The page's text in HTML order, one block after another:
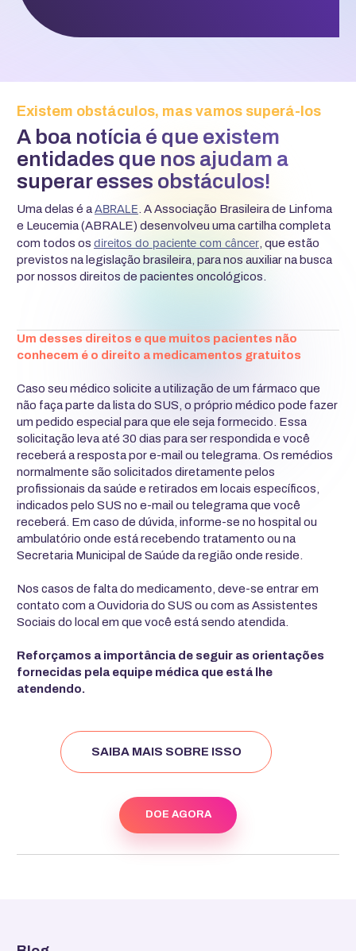
Existem obstáculos, mas vamos superá-los
A boa notícia é que existem
entidades que nos ajudam a
superar esses obstáculos!
Uma delas é aABRALE . A Associação Brasileira de Linfoma
e Leucemia (ABRALE) desenvolveu uma cartilha completa
com todos os direitos do paciente com câncer , que estão
previstos na legislação brasileira, para nos auxiliar na busca
por nossos direitos de pacientes oncológicos.
Um desses direitos e que muitos pacientes não
conhecem é o direito a medicamentos gratuitos
Caso seu médico solicite a utilização de um fármaco que
não faça parte da lista do SUS, o próprio médico pode fazer
um pedido especial para que ele seja formecido. Essa
solicitação leva até 30 dias para ser respondida e você
receberá a resposta por e-mail ou telegrama. Os remédios
normalmente são solicitados diretamente pelos
profissionais da saúde e retirados em locais específicos,
indicados pelo SUS no e-mail ou telegrama que você
receberá. Em caso de dúvida, informe-se no hospital ou
ambulatório onde está recebendo tratamento ou na
Secretaria Municipal de Saúde da região onde reside.
Nos casos de falta do medicamento, deve-se entrar em
contato com a Ouvidoria do SUS ou com as Assistentes
Sociais do local em que você está sendo atendida.
Reforçamos a importância de seguir as orientações
fornecidas pela equipe médica que está lhe
atendendo.
SAIBA MAIS SOBRE ISSO
DOE AGORA